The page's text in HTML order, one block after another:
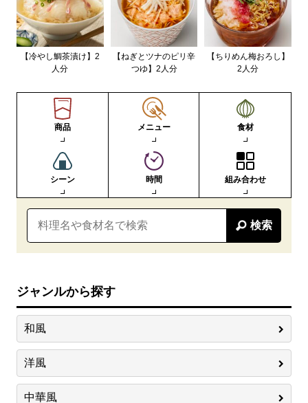
【冷やし鯛茶漬け】2
人分
【ねぎとツナのピリ辛
つゆ】2人分
【ちりめん梅おろし】
2人分
商品 メニュー 食材
シーン 時間 組み合わせ
検索
ジャンルから探す
和風
洋風
中華風